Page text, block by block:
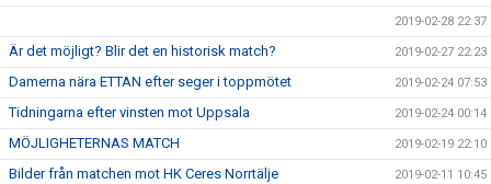
2019-02-28 22:37
Är det möjligt? Blir det en historisk match? 2019-02-27 22:23
Damerna nära ETTAN efter seger i toppmötet 2019-02-24 07:53
Tidningarna efter vinsten mot Uppsala 2019-02-24 00:14
MÖJLIGHETERNAS MATCH 2019-02-19 22:10
Bilder från matchen mot HK Ceres Norrtälje 2019-02-11 10:45